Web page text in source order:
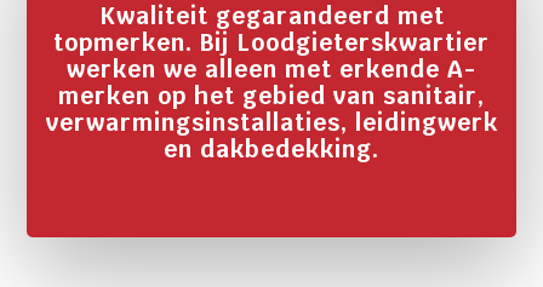
Kwaliteit gegarandeerd met
topmerken. Bij Loodgieterskwartier
werken we alleen met erkende A-
merken op het gebied van sanitair,
verwarmingsinstallaties, leidingwerk
en dakbedekking.